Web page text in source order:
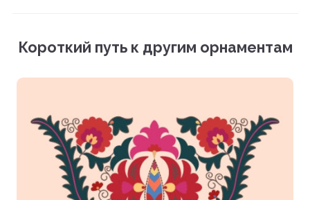
Фотографии (PNG)
Короткий путь к другим орнаментам